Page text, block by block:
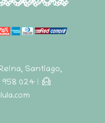
Santiago,
958 024 |